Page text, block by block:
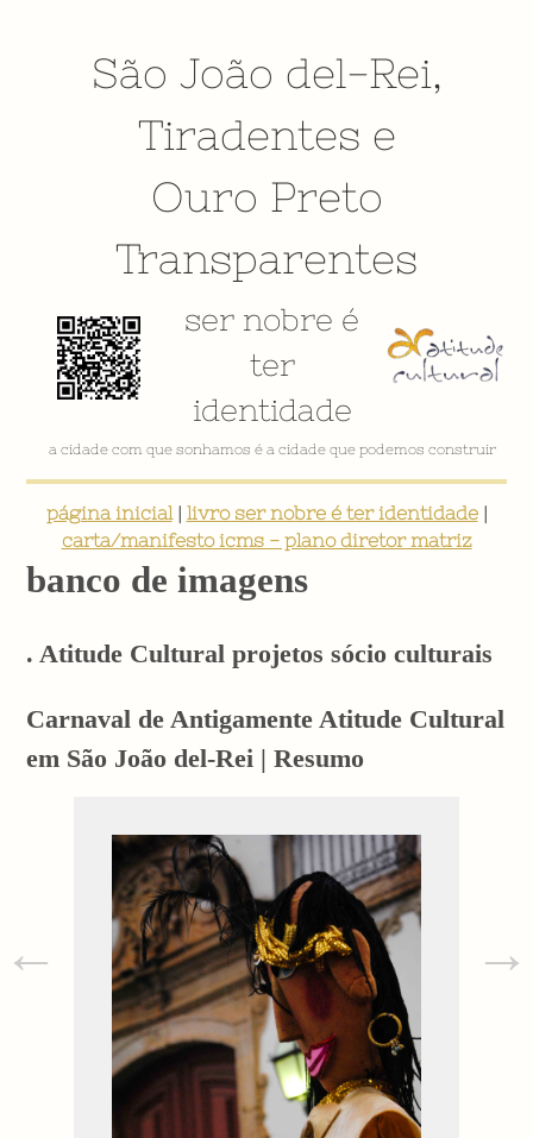
São João del-Rei,
Tiradentes e
Ouro Preto
Transparentes
ser nobre é
ter
identidade
VÍDEO INSTITUCIONAL
página inicial| livro ser nobre é ter identidade|
carta/manifesto icms - plano diretor matriz
banco de imagens
. Atitude Cultural projetos sócio culturais
Carnaval de Antigamente Atitude Cultural
em São João del-Rei | Resumo
← →